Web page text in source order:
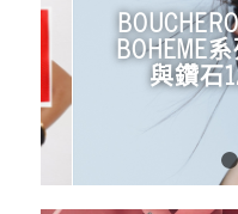
BOHEME系
與鑽石12